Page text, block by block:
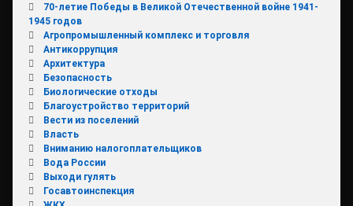
70-летие Победы в Великой Отечественной войне 1941-
1945 годов
Агропромышленный комплекс и торговля
Антикоррупция
Архитектура
Безопасность
Биологические отходы
Благоустройство территорий
Вести из поселений
Власть
Вниманию налогоплательщиков
Вода России
Выходи гулять
Госавтоинспекция